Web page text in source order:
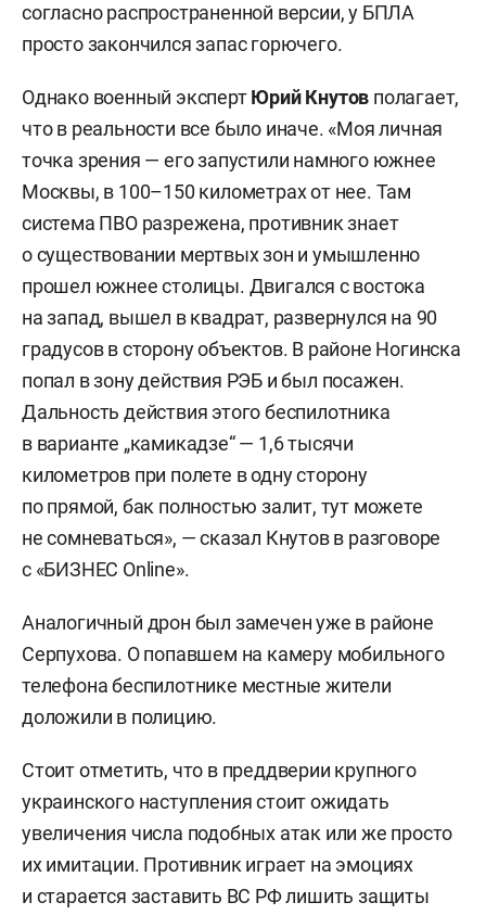
согласно распространенной версии, у БПЛА
просто закончился запас горючего.
Однако военный экспертЮрий Кнутов полагает,
что в реальности все было иначе. «Моя личная
точка зрения — его запустили намного южнее
Москвы, в 100–150 километрах от нее. Там
система ПВО разрежена, противник знает
о существовании мертвых зон и умышленно
прошел южнее столицы. Двигался с востока
на запад, вышел в квадрат, развернулся на 90
градусов в сторону объектов. В районе Ногинска
попал в зону действия РЭБ и был посажен.
Дальность действия этого беспилотника
в варианте „камикадзе“ — 1,6 тысячи
километров при полете в одну сторону
по прямой, бак полностью залит, тут можете
не сомневаться», — сказал Кнутов в разговоре
с «БИЗНЕС Online».
Аналогичный дрон был замечен уже в районе
Серпухова. О попавшем на камеру мобильного
телефона беспилотнике местные жители
доложили в полицию.
Стоит отметить, что в преддверии крупного
украинского наступления стоит ожидать
увеличения числа подобных атак или же просто
их имитации. Противник играет на эмоциях
и старается заставить ВС РФ лишить защиты